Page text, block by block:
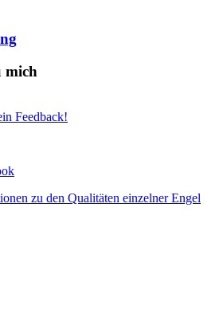
mich
Feedback!
zu den Qualitäten einzelner Engel